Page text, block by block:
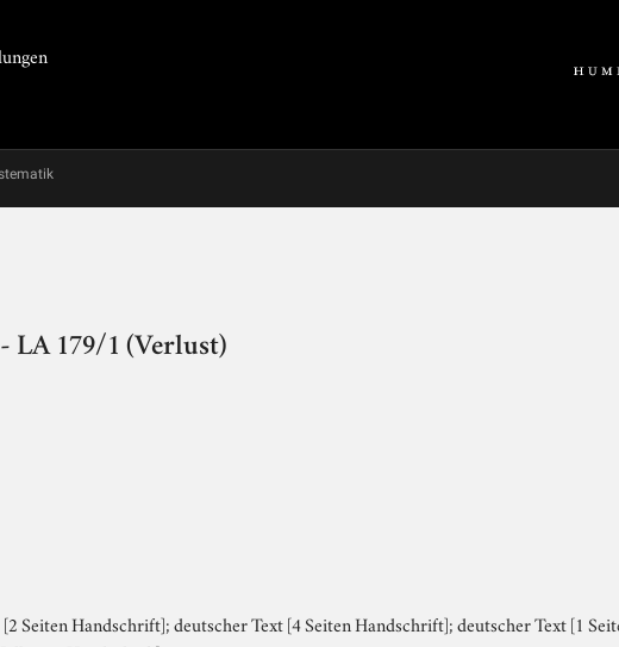
LA 179/1 (Verlust)
Seiten Handschrift]; deutscher Text [4 Seiten Handschrift]; deutscher Text [1